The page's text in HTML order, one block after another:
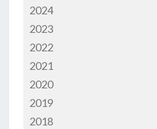
2024
2023
2022
2021
2020
2019
2018